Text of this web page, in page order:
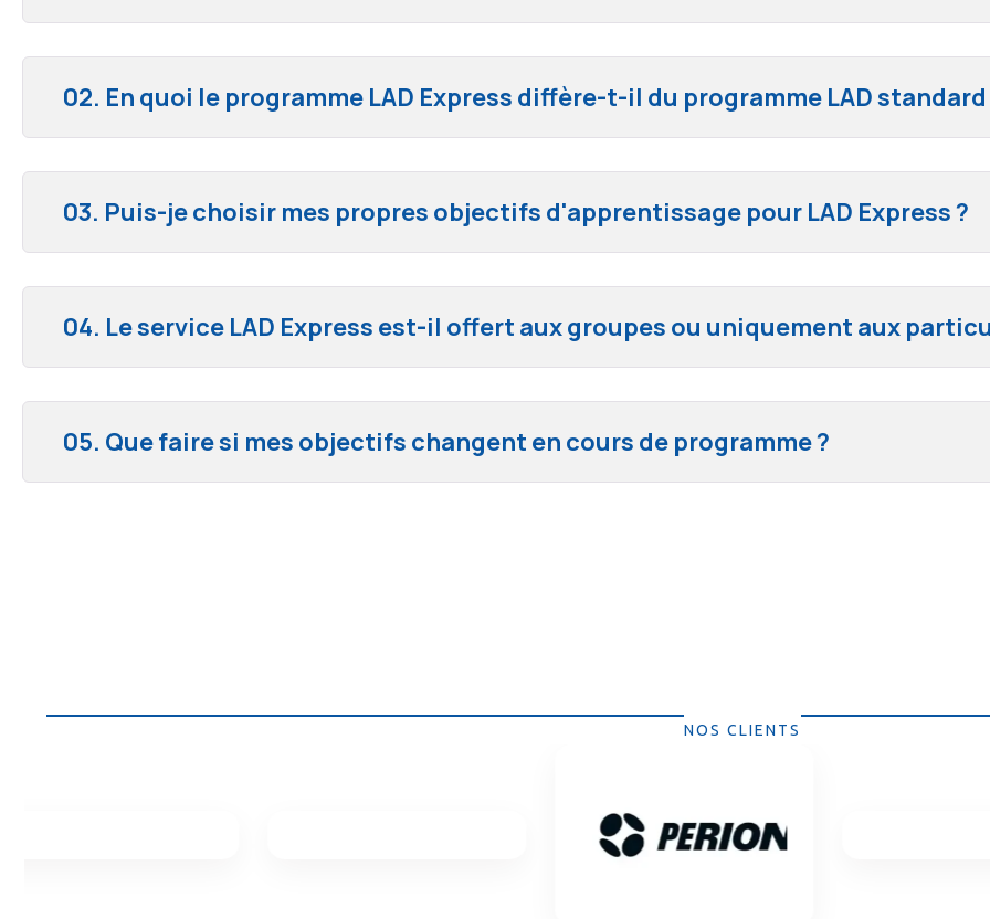
02. En quoi le programme LAD Express diffère-t-il du programme LAD standard
03. Puis-je choisir mes propres objectifs d'apprentissage pour LAD Express ?
04. Le service LAD Express est-il offert aux groupes ou uniquement aux
05. Que faire si mes objectifs changent en cours de programme ?
NOS CLIENTS